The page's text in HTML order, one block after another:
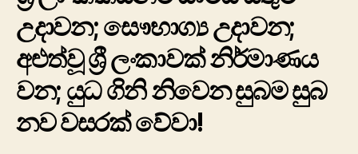
උදාවන; සෞභාග්‍ය උදාවන;
අළුත්වූ ශ්‍රී ලංකාවක් නිර්මාණය
වන; යුධ ගිනි නිවෙන සුබම සුබ
නව වසරක් වේවා!